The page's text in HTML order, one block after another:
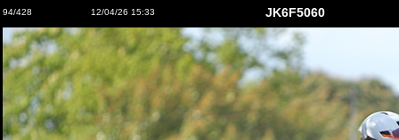
94/428 12/04/26 15:33 JK6F5060